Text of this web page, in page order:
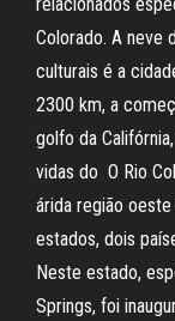
Colorado. A neve
culturais é a
2300 km, a
golfo da
vidas do O Rio
árida região
estados, dois
Neste estado,
Springs, foi